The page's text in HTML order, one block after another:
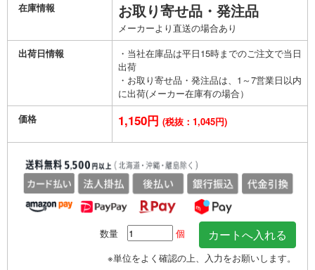
在庫情報
お取り寄せ品・発注品
メーカーより直送の場合あり
出荷日情報
・当社在庫品は平日15時までのご注文で当日
出荷
・お取り寄せ品・発注品は、1～7営業日以内
に出荷(メーカー在庫有の場合）
価格
1,150円 (税抜：1,045円)
数量
個
※単位をよく確認の上、入力をお願いします。